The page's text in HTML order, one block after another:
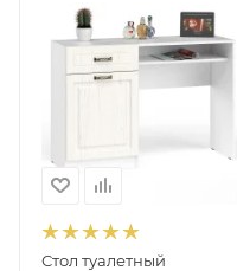
Стол туалетный